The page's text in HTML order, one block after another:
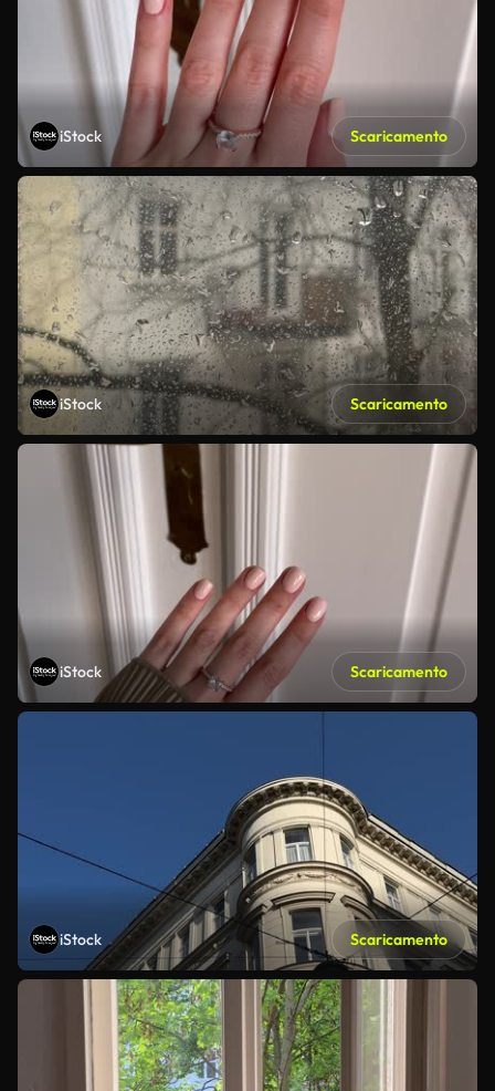
iStock Scaricamento
iStock Scaricamento
iStock Scaricamento
iStock Scaricamento